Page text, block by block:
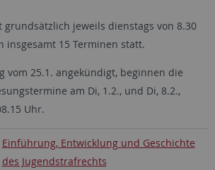
grundsätzlich jeweils dienstags von 8.30
insgesamt 15 Terminen statt.
vom 25.1. angekündigt, beginnen die
am Di, 1.2., und Di, 8.2.,
Uhr.
Einführung, Entwicklung und Geschichte
des Jugendstrafrechts